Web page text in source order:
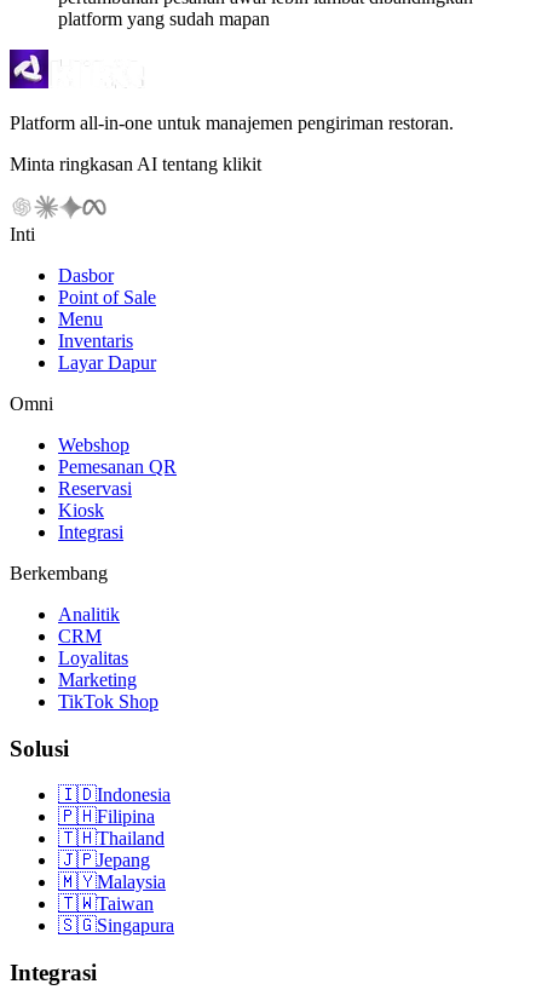
platform yang sudah mapan
Platform all-in-one untuk manajemen pengiriman restoran.
Minta ringkasan AI tentang klikit
Inti
Dasbor
Point of Sale
Menu
Inventaris
Layar Dapur
Omni
Webshop
Pemesanan QR
Reservasi
Kiosk
Integrasi
Berkembang
Analitik
CRM
Loyalitas
Marketing
TikTok Shop
Solusi
🇮🇩Indonesia
🇵🇭Filipina
🇹🇭Thailand
🇯🇵Jepang
🇲🇾Malaysia
🇹🇼Taiwan
🇸🇬Singapura
Integrasi